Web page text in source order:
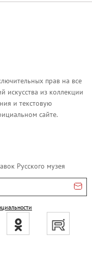
замок
I
Михайловского
прав на все
искусства из коллекции
и текстовую
сайте.
Русского музея